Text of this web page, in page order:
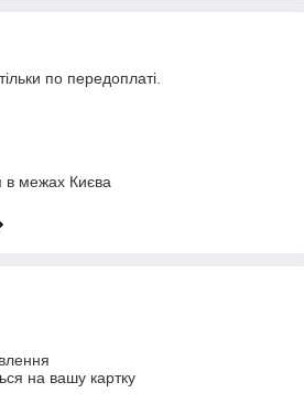
по передоплаті.
в межах Києва
на вашу картку